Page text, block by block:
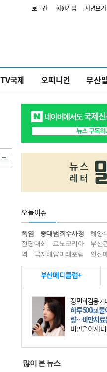
로그인 회원가입 지면보기
TV국제 오피니언 부산
오늘이슈
폭염 중대범죄수사청 해양
전당대회
르노코리아 부산
역
극지해양미래포럼 인신
부산메디클럽+
장민희김용기
하루 500㎉ 줄
량…비만치료
비만은 이제
제가 아니다.
하고 치료와
많이 본 뉴스